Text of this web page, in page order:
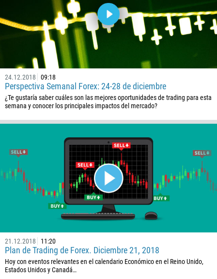
24.12.2018 09:18
Perspectiva Semanal Forex: 24-28 de diciembre
¿Te gustaría saber cuáles son las mejores oportunidades de trading para esta
semana y conocer los principales impactos del mercado?
21.12.2018 11:20
Plan de Trading de Forex. Diciembre 21, 2018
Hoy con eventos relevantes en el calendario Económico en el Reino Unido,
Estados Unidos y Canadá…